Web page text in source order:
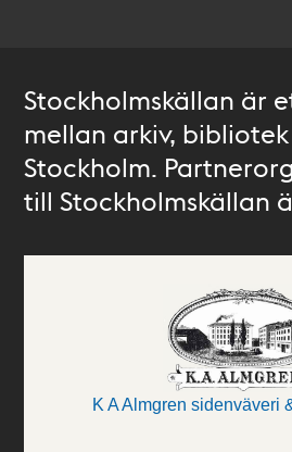
Stockholmskällan är
mellan arkiv,
Stockholm.
till Stockholmskällan
K A Almgren sidenväveri